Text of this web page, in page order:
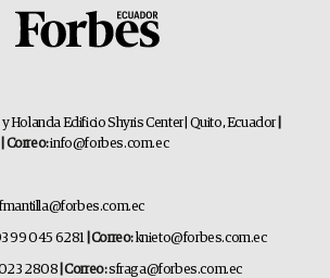
Holanda Edificio Shyris Center | Quito, Ecuador
| Correo:info@forbes.com.ec
99 045 6281 | Correo:knieto@forbes.com.ec
2808 | Correo:sfraga@forbes.com.ec